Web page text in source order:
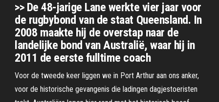
>> De 48-jarige Lane werkte vier jaar voor
de rugbybond van de staat Queensland. In
2008 maakte hij de overstap naar de
landelijke bond van Australië, waar hij in
2011 de eerste fulltime coach
Voor de tweede keer liggen we in Port Arthur aan ons anker,
voor de historische gevangenis die ladingen dagjestoeristen